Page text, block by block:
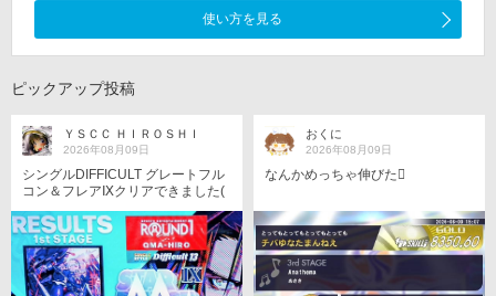
使い方を見る
ピックアップ投稿
ＹＳＣＣ ＨＩＲＯＳＨＩ
2026年08月09日
シングルDIFFICULT グレートフル
コン＆フレアⅨクリアできました(
´∀｀)b
おくに
2026年08月09日
なんかめっちゃ伸びた󾍐